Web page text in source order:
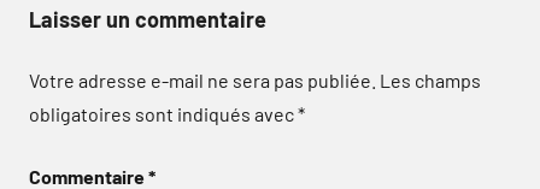
Laisser un commentaire
Votre adresse e-mail ne sera pas publiée. Les champs
obligatoires sont indiqués avec*
Commentaire*